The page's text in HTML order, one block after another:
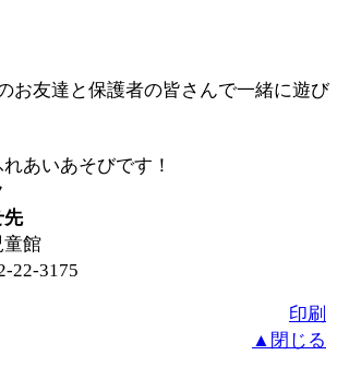
お友達と保護者の皆さんで一緒に遊び
あいあそびです！
先
童館
22-3175
印刷
▲閉じる